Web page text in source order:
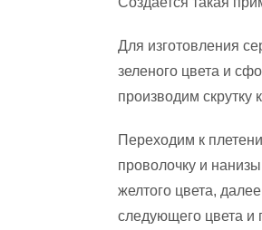
Для изготовления
зеленого цвета и
производим
Переходим к
проволочку и
желтого цвета,
следующего цвета и